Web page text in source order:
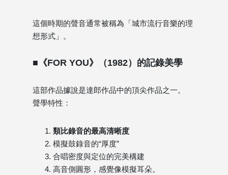
這個時期的聲音通常被稱為「城市流行音樂的理
想形式」。
■《FOR YOU》（1982）的記錄美學
這部作品據說是達郎作品中的頂尖作品之一。
聲學特性：
類比錄音的最高清晰度
模擬鼓錄音的“厚度”
合唱密度與定位的完美構建
高音側圓形，感覺像模擬耳朵。